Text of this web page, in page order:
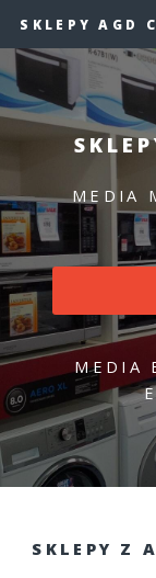
SKLEPY AGD
MEDIA
MEDIA
SKLEPY Z